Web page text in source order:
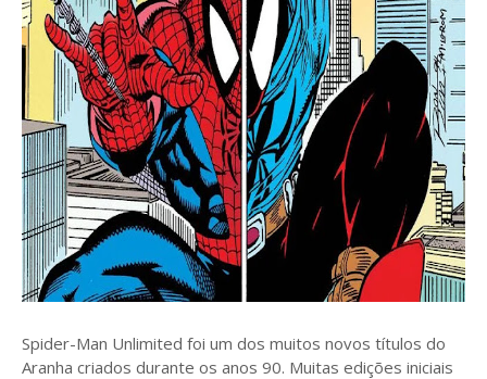
Spider-Man Unlimited foi um dos muitos novos títulos do
Aranha criados durante os anos 90. Muitas edições iniciais